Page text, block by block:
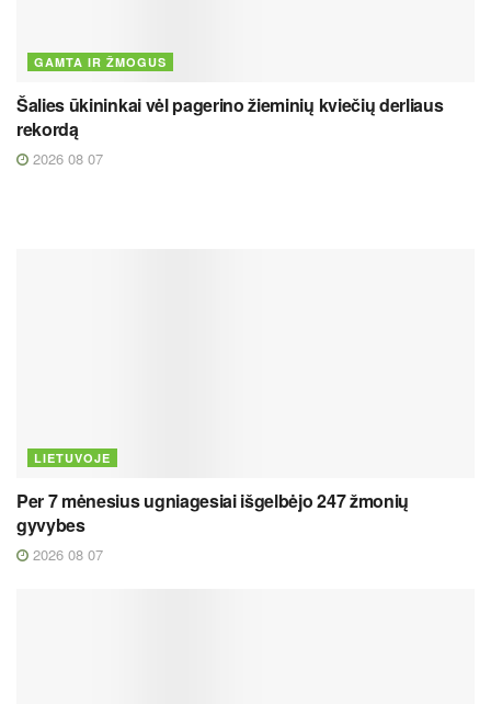
GAMTA IR ŽMOGUS
Šalies ūkininkai vėl pagerino žieminių kviečių derliaus
rekordą
2026 08 07
LIETUVOJE
Per 7 mėnesius ugniagesiai išgelbėjo 247 žmonių
gyvybes
2026 08 07